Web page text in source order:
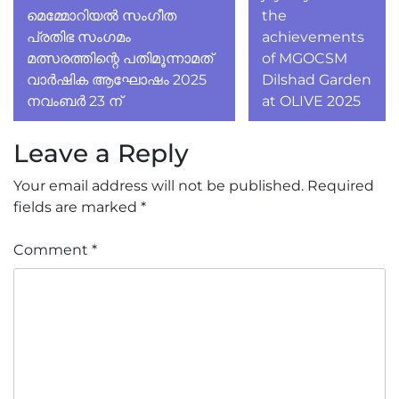
മെമ്മോറിയൽ സംഗീത
പ്രതിഭ സംഗമം
മത്സരത്തിന്റെ പതിമൂന്നാമത്
വാർഷിക ആഘോഷം 2025
നവംബർ 23 ന്
the
achievements
of MGOCSM
Dilshad Garden
at OLIVE 2025
Leave a Reply
Your email address will not be published. Required
fields are marked *
Comment *